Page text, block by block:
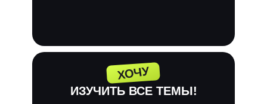
ИЗУЧИТЬ ВСЕ ТЕМЫ!
ХОЧУ